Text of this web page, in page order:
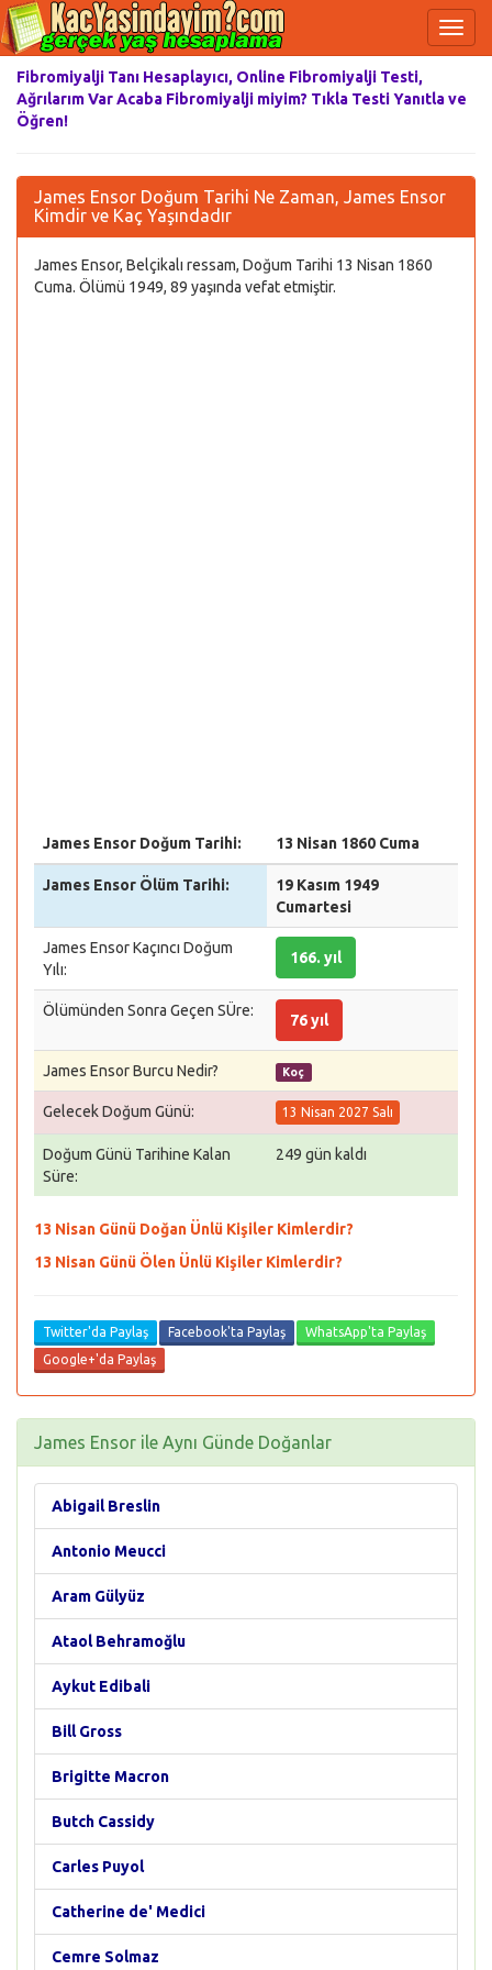
Fibromiyalji Tanı Hesaplayıcı, Online Fibromiyalji Testi,
Ağrılarım Var Acaba Fibromiyalji miyim? Tıkla Testi Yanıtla ve
Öğren!
James Ensor Doğum Tarihi Ne Zaman, James Ensor
Kimdir ve Kaç Yaşındadır
James Ensor, Belçikalı ressam, Doğum Tarihi 13 Nisan 1860
Cuma. Ölümü 1949, 89 yaşında vefat etmiştir.
James Ensor Doğum Tarihi: 13 Nisan 1860 Cuma
James Ensor Ölüm Tarihi:
19 Kasım 1949
Cumartesi
James Ensor Kaçıncı Doğum
Yılı:
166. yıl
Ölümünden Sonra Geçen SÜre:
76 yıl
James Ensor Burcu Nedir? Koç
Gelecek Doğum Günü: 13 Nisan 2027 Salı
Doğum Günü Tarihine Kalan
Süre:
249 gün kaldı
13 Nisan Günü Doğan Ünlü Kişiler Kimlerdir?
13 Nisan Günü Ölen Ünlü Kişiler Kimlerdir?
Twitter'da Paylaş Facebook'ta Paylaş
WhatsApp'ta Paylaş
Google+'da Paylaş
James Ensor ile Aynı Günde Doğanlar
Abigail Breslin
Antonio Meucci
Aram Gülyüz
Ataol Behramoğlu
Aykut Edibali
Bill Gross
Brigitte Macron
Butch Cassidy
Carles Puyol
Catherine de' Medici
Cemre Solmaz